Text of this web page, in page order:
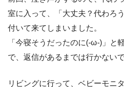
室に入って、「大丈夫？代わろ
付いて来てしまいました。
「今寝そうだったのに(-ω-)」と
で、返信があるまでは行かない
リビングに行って、ベビーモニ